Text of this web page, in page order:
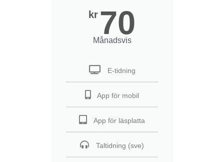
kr 70
Månadsvis
E-tidning
App för mobil
App för läsplatta
Taltidning (sve)